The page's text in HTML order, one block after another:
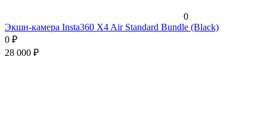
0
Экшн-камера Insta360 X4 Air Standard Bundle (Black)
0 ₽
28 000 ₽